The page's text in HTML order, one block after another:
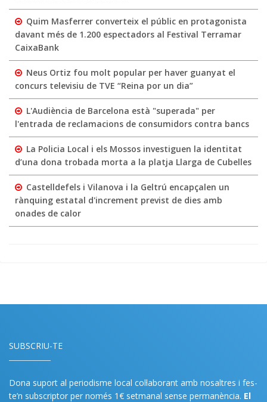
Quim Masferrer converteix el públic en protagonista
davant més de 1.200 espectadors al Festival Terramar
CaixaBank
Neus Ortiz fou molt popular per haver guanyat el
concurs televisiu de TVE “Reina por un dia”
L'Audiència de Barcelona està "superada" per
l'entrada de reclamacions de consumidors contra bancs
La Policia Local i els Mossos investiguen la identitat
d’una dona trobada morta a la platja Llarga de Cubelles
Castelldefels i Vilanova i la Geltrú encapçalen un
rànquing estatal d'increment previst de dies amb
onades de calor
SUBSCRIU-TE
Dona suport al periodisme local col·laborant amb nosaltres i fes-
te’n subscriptor per només 1€ setmanal sense permanència. El